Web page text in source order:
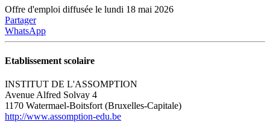
Offre d'emploi diffusée le lundi 18 mai 2026
Partager
WhatsApp
Etablissement scolaire
INSTITUT DE L'ASSOMPTION
Avenue Alfred Solvay 4
1170 Watermael-Boitsfort (Bruxelles-Capitale)
http://www.assomption-edu.be